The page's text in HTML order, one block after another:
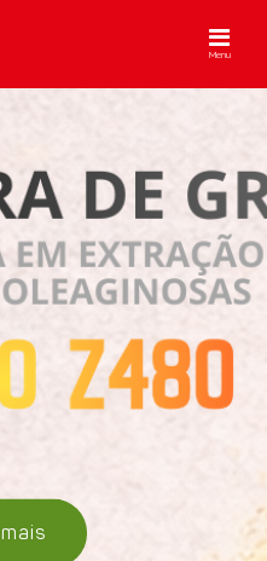
Menu
mais